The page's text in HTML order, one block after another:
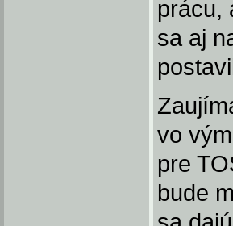
prácu,
sa aj
vo
pre
bude